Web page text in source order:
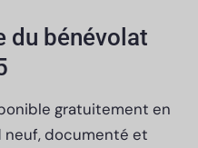
du bénévolat
gratuitement en
neuf, documenté et